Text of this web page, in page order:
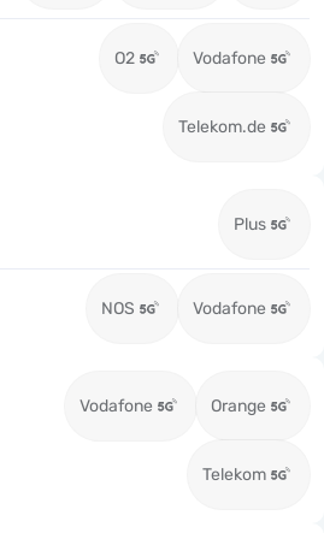
O2 Vodafone
Telekom.de
Plus
NOS Vodafone
Vodafone Orange
Telekom